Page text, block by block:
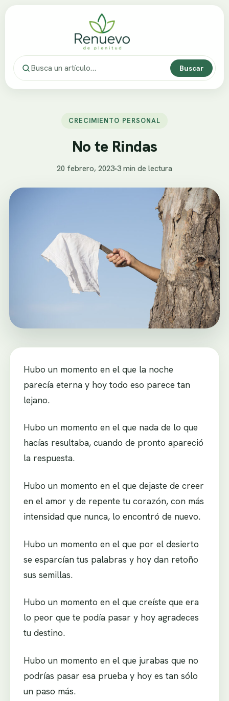
Buscar
CRECIMIENTO PERSONAL
No te Rindas
20 febrero, 2023•3 min de lectura
Hubo un momento en el que la noche
parecía eterna y hoy todo eso parece tan
lejano.
Hubo un momento en el que nada de lo que
hacías resultaba, cuando de pronto apareció
la respuesta.
Hubo un momento en el que dejaste de creer
en el amor y de repente tu corazón, con más
intensidad que nunca, lo encontró de nuevo.
Hubo un momento en el que por el desierto
se esparcían tus palabras y hoy dan retoño
sus semillas.
Hubo un momento en el que creíste que era
lo peor que te podía pasar y hoy agradeces
tu destino.
Hubo un momento en el que jurabas que no
podrías pasar esa prueba y hoy es tan sólo
un paso más.